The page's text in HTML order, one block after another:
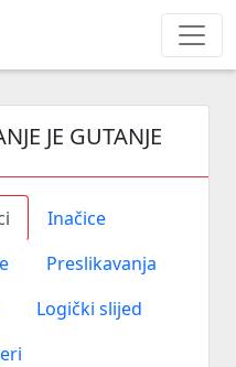
JE GUTANJE
Inačice
Preslikavanja
Logički slijed